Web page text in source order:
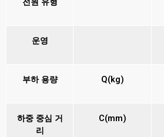
전원 유형
운영
부하 용량 Q(kg)
하중 중심 거
리
C(mm)